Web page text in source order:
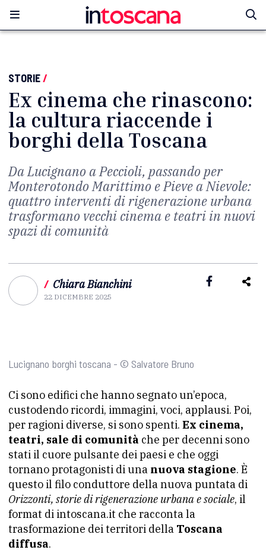
STORIE/
Ex cinema che rinascono:
la cultura riaccende i
borghi della Toscana
Da Lucignano a Peccioli, passando per
Monterotondo Marittimo e Pieve a Nievole:
quattro interventi di rigenerazione urbana
trasformano vecchi cinema e teatri in nuovi
spazi di comunità
/ Chiara Bianchini
22 DICEMBRE 2025
Lucignano borghi toscana - © Salvatore Bruno
Ci sono edifici che hanno segnato un’epoca,
custodendo ricordi, immagini, voci, applausi. Poi,
per ragioni diverse, si sono spenti. Ex cinema,
teatri, sale di comunità che per decenni sono
stati il cuore pulsante dei paesi e che oggi
tornano protagonisti di una nuova stagione. È
questo il filo conduttore della nuova puntata di
Orizzonti, storie di rigenerazione urbana e sociale, il
format di intoscana.it che racconta la
trasformazione dei territori della Toscana
diffusa.